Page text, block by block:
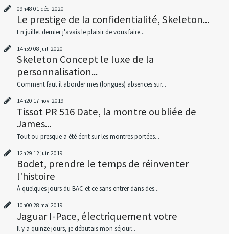
09h48 01 déc. 2020
Le prestige de la confidentialité, Skeleton...
En juillet dernier j'avais le plaisir de vous faire...
14h59 08 juil. 2020
Skeleton Concept le luxe de la
personnalisation...
Comment faut il aborder mes (longues) absences sur...
14h20 17 nov. 2019
Tissot PR 516 Date, la montre oubliée de
James...
Tout ou presque a été écrit sur les montres portées...
12h29 12 juin 2019
Bodet, prendre le temps de réinventer
l'histoire
À quelques jours du BAC et ce sans entrer dans des...
10h00 28 mai 2019
Jaguar I-Pace, électriquement votre
Il y a quinze jours, je débutais mon séjour...